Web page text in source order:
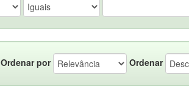
Ordenar por Ordenar